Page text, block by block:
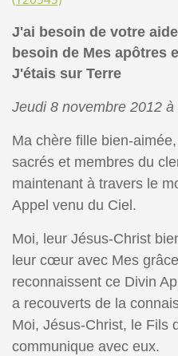
J'ai besoin de votre
besoin de Mes apôtres
J'étais sur Terre
Jeudi 8 novembre 2012 à
Ma chère fille bien-
sacrés et membres du
maintenant à travers le
Appel venu du Ciel.
Moi, leur Jésus-Christ
leur cœur avec Mes
reconnaissent ce Divin
a recouverts de la
Moi, Jésus-Christ, le Fils
communique avec eux.